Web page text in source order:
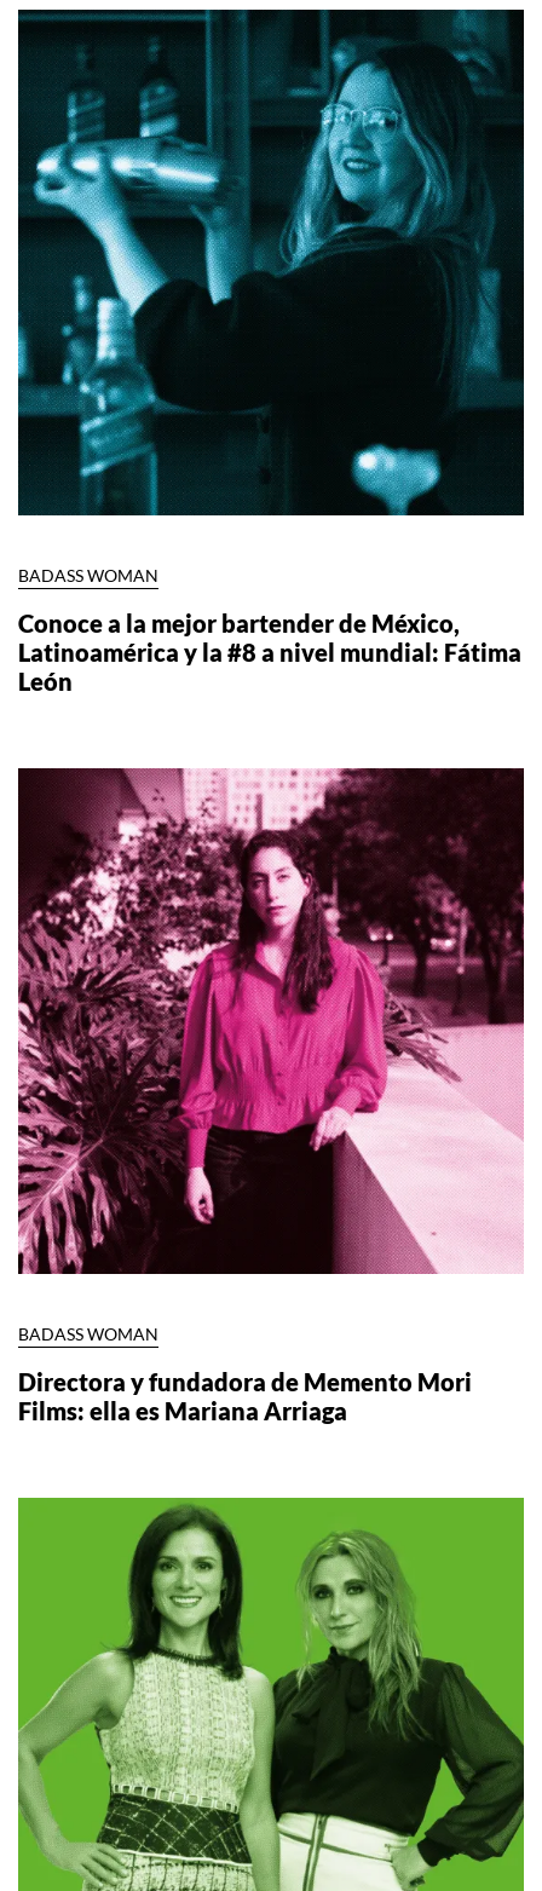
BADASS WOMAN
Conoce a la mejor bartender de México,
Latinoamérica y la #8 a nivel mundial: Fátima
León
BADASS WOMAN
Directora y fundadora de Memento Mori
Films: ella es Mariana Arriaga